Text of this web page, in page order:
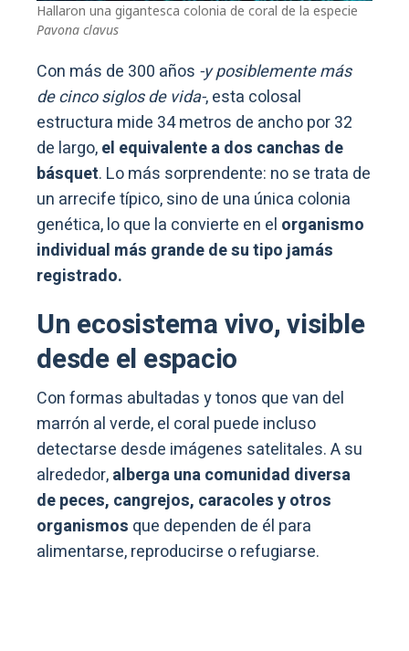
Hallaron una gigantesca colonia de coral de la especie
Pavona clavus
Con más de 300 años -y posiblemente más
de cinco siglos de vida-, esta colosal
estructura mide 34 metros de ancho por 32
de largo,el equivalente a dos canchas de
básquet. Lo más sorprendente: no se trata de
un arrecife típico, sino de una única colonia
genética, lo que la convierte en el organismo
individual más grande de su tipo jamás
registrado.
Un ecosistema vivo, visible
desde el espacio
Con formas abultadas y tonos que van del
marrón al verde, el coral puede incluso
detectarse desde imágenes satelitales. A su
alrededor,alberga una comunidad diversa
de peces, cangrejos, caracoles y otros
organismos que dependen de él para
alimentarse, reproducirse o refugiarse.